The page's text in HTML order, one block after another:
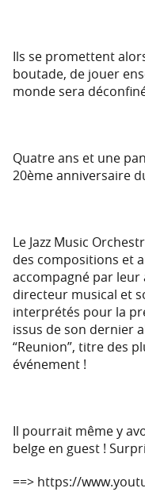
Ils se promettent
boutade, de jouer
monde sera
Quatre ans et une
20ème anniversaire
Le Jazz Music
des compositions et
accompagné par
directeur musical et
interprétés pour la
issus de son dernier
“Reunion”, titre des
événement !
Il pourrait même y
belge en guest !
==> https://